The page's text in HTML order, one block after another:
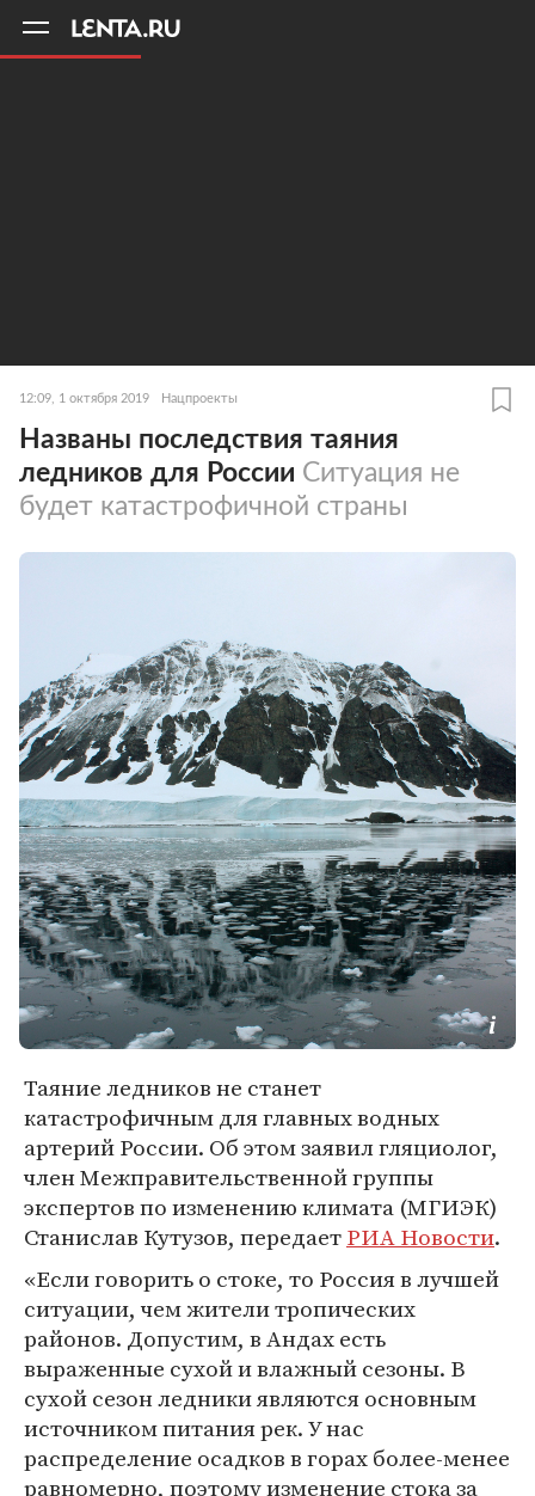
12:09, 1 октября 2019 Нацпроекты
Названы последствия таяния
ледников для России Ситуация не
будет катастрофичной страны
Таяние ледников не станет
катастрофичным для главных водных
артерий России. Об этом заявил гляциолог,
член Межправительственной группы
экспертов по изменению климата (МГИЭК)
Станислав Кутузов, передаетРИА Новости.
«Если говорить о стоке, то Россия в лучшей
ситуации, чем жители тропических
районов. Допустим, в Андах есть
выраженные сухой и влажный сезоны. В
сухой сезон ледники являются основным
источником питания рек. У нас
распределение осадков в горах более-менее
равномерно, поэтому изменение стока за